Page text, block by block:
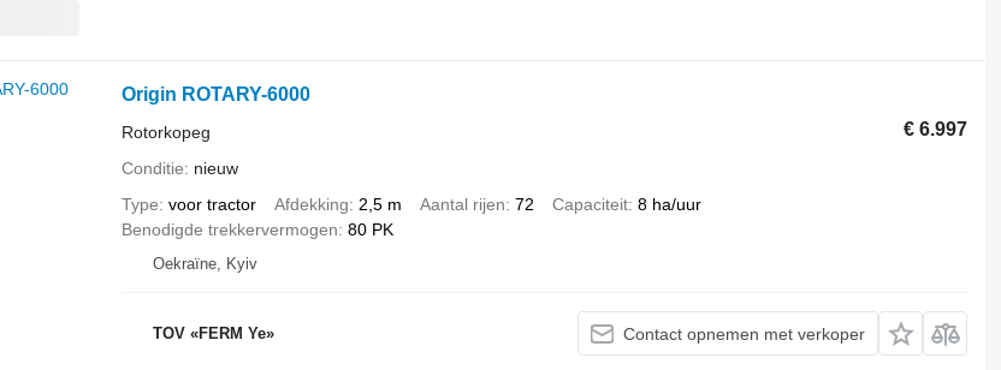
Origin ROTARY-6000
€ 6.997
Rotorkopeg
Conditie
nieuw
Type voor tractor Afdekking 2,5 m Aantal rijen 72 Capaciteit 8 ha/uur
Benodigde trekkervermogen 80 PK
Oekraïne, Kyiv
TOV «FERM Ye» Contact opnemen met verkoper